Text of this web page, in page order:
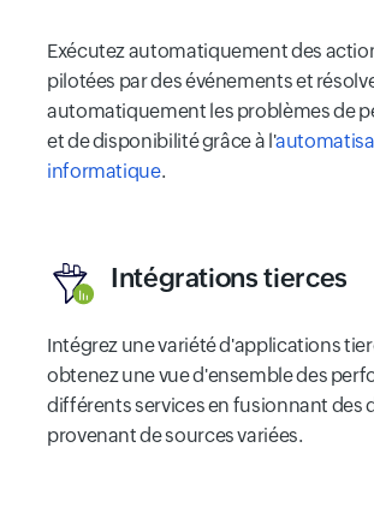
Exécutez automatiquement des
pilotées par des événements et
automatiquement les problèmes de
et de disponibilité grâce à l'
informatique.
Intégrations tierces
Intégrez une variété d'applications
obtenez une vue d'ensemble des
différents services en fusionnant des
provenant de sources variées.